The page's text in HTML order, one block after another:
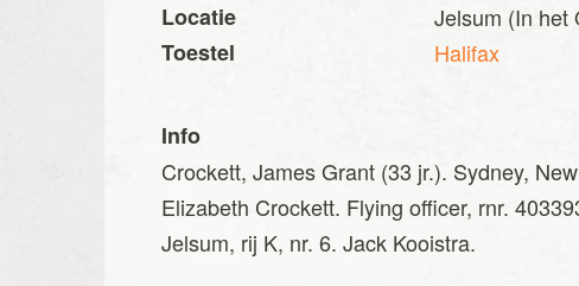
Locatie
Jelsum (In het
Toestel
Halifax
Info
Crockett, James Grant (33 jr.). Sydney,
Elizabeth Crockett. Flying officer, rnr.
Jelsum, rij K, nr. 6. Jack Kooistra.